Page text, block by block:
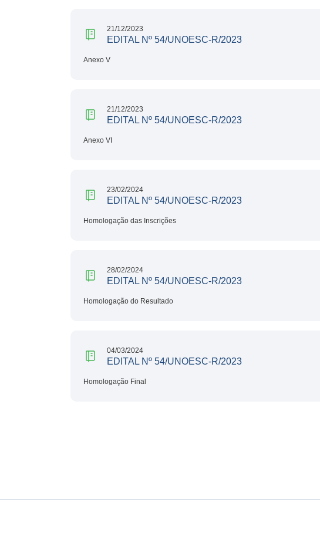
21/12/2023
EDITAL Nº 54/UNOESC-R/2023
Anexo V
21/12/2023
EDITAL Nº 54/UNOESC-R/2023
Anexo VI
23/02/2024
EDITAL Nº 54/UNOESC-R/2023
Homologação das Inscrições
28/02/2024
EDITAL Nº 54/UNOESC-R/2023
Homologação do Resultado
04/03/2024
EDITAL Nº 54/UNOESC-R/2023
Homologação Final